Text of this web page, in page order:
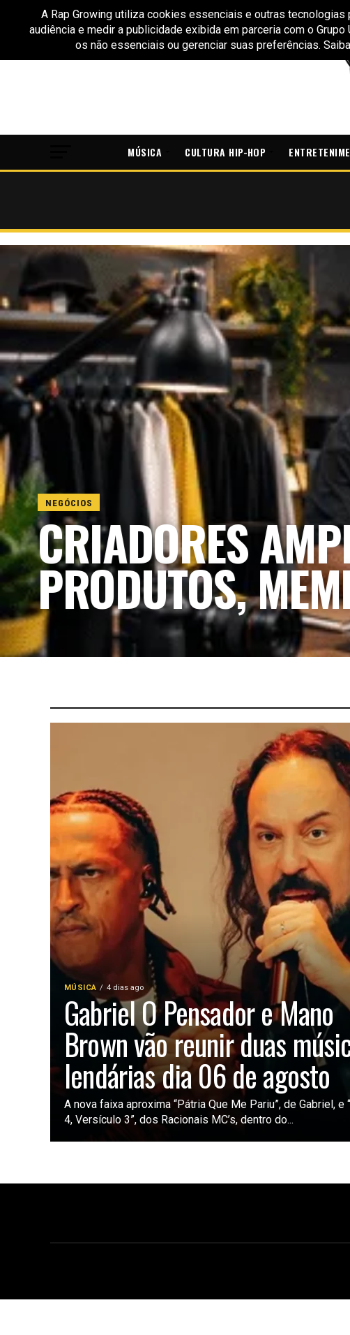
MÚSICA CULTURA HIP-HOP
NEGÓCIOS
CRIADORES
PRODUTOS,
MÚSICA 4 dias ago
Gabriel O Pensador e Mano
Brown vão reunir duas
lendárias dia 06 de agosto
A nova faixa aproxima “Pátria Que Me Pariu”, de Gabriel, e
4, Versículo 3”, dos Racionais MC’s, dentro do...